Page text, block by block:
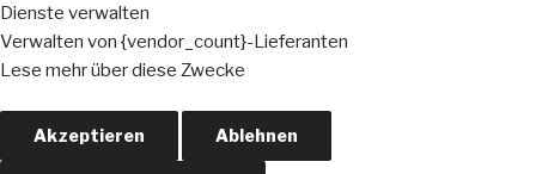
Dienste verwalten
Verwalten von {vendor_count}-Lieferanten
Lese mehr über diese Zwecke
Akzeptieren Ablehnen